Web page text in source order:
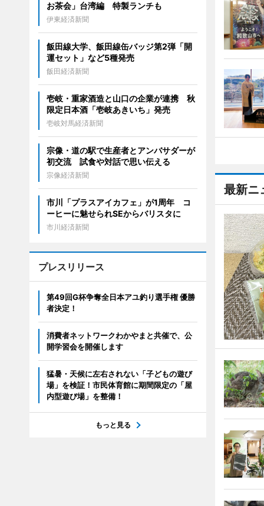
最新ニ
お茶会」台湾編 特製ランチも
伊東経済新聞
飯田線大学、飯田線缶バッジ第2弾「開
運セット」など5種発売
飯田経済新聞
壱岐・重家酒造と山口の企業が連携 秋
限定日本酒「壱岐あきいち」発売
壱岐対馬経済新聞
宗像・道の駅で生産者とアンバサダーが
初交流 試食や対話で思い伝える
宗像経済新聞
市川「プラスアイカフェ」が1周年 コ
ーヒーに魅せられSEからバリスタに
市川経済新聞
プレスリリース
第49回G杯争奪全日本アユ釣り選手権 優勝
者決定！
消費者ネットワークわかやまと共催で、公
開学習会を開催します
猛暑・天候に左右されない「子どもの遊び
場」を検証！市民体育館に期間限定の「屋
内型遊び場」を整備！
もっと見る